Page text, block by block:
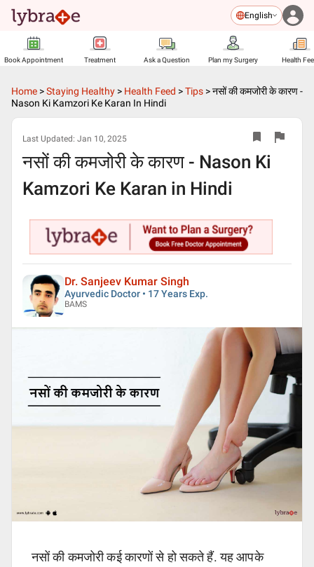
English
Book Appointment Treatment Ask a Question Plan my Surgery Health
Home >Staying Healthy > Health Feed >Tips >नसों की कमजोरी के कारण -
Nason Ki Kamzori Ke Karan In Hindi
Last Updated: Jan 10, 2025
नसों की कमजोरी के कारण - Nason Ki
Kamzori Ke Karan in Hindi
Dr. Sanjeev Kumar Singh
Ayurvedic Doctor • 17 Years Exp.
BAMS
नसों की कमजोरी कई कारणों से हो सकते हैं. यह आपके